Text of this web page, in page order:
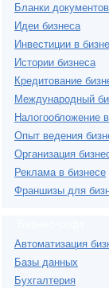
Бланки документов
Идеи бизнеса
Инвестиции в
Истории бизнеса
Кредитование
Международный
Налогообложение
Опыт ведения
Организация
Реклама в бизнесе
Франшизы для
Автоматизация
Базы данных
Бухгалтерия